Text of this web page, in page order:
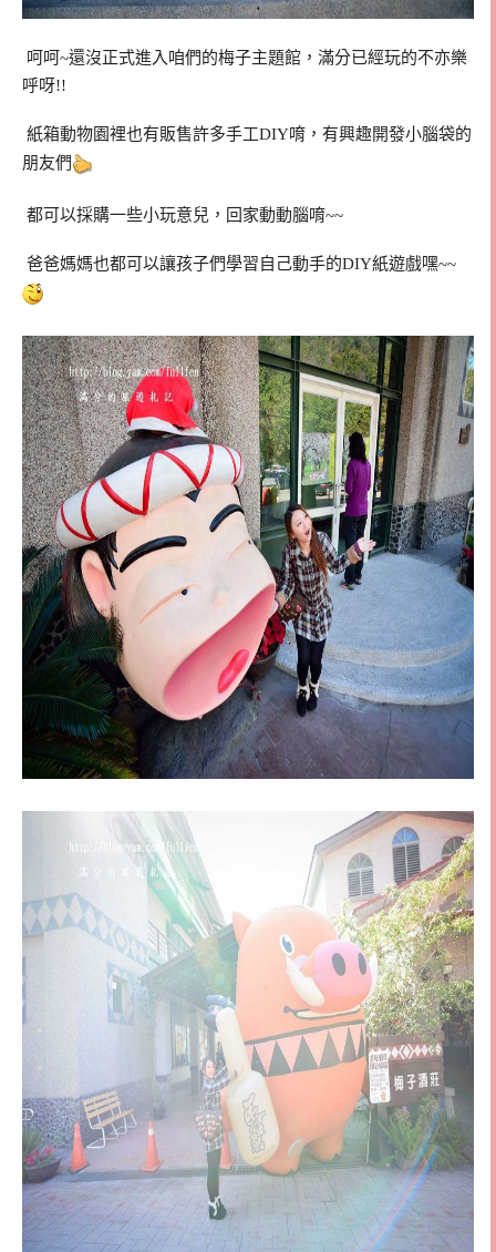
呵呵~還沒正式進入咱們的梅子主題館，滿分已經玩的不亦樂
呼呀!!
紙箱動物園裡也有販售許多手工DIY唷，有興趣開發小腦袋的
朋友們
都可以採購一些小玩意兒，回家動動腦唷~~
爸爸媽媽也都可以讓孩子們學習自己動手的DIY紙遊戲嘿~~